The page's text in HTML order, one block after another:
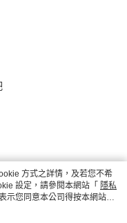
方式之詳情，及若您不希
設定，請參閱本網站「 隱私
示您同意本公司得按本網站使